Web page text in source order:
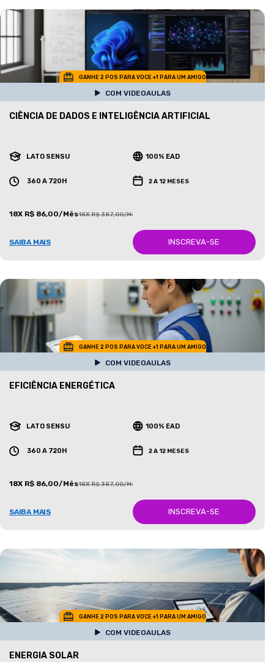
GANHE 2 POS PARA VOCE +1 PARA UM AMIGO
COM VIDEOAULAS
CIÊNCIA DE DADOS E INTELIGÊNCIA ARTIFICIAL
LATO SENSU 100% EAD
360 A 720H 2 A 12 MESES
18X R$ 86,00/Mês18X R$ 387,00/Mês
SAIBA MAIS INSCREVA-SE
GANHE 2 POS PARA VOCE +1 PARA UM AMIGO
COM VIDEOAULAS
EFICIÊNCIA ENERGÉTICA
LATO SENSU 100% EAD
360 A 720H 2 A 12 MESES
18X R$ 86,00/Mês18X R$ 387,00/Mês
SAIBA MAIS INSCREVA-SE
GANHE 2 POS PARA VOCE +1 PARA UM AMIGO
COM VIDEOAULAS
ENERGIA SOLAR